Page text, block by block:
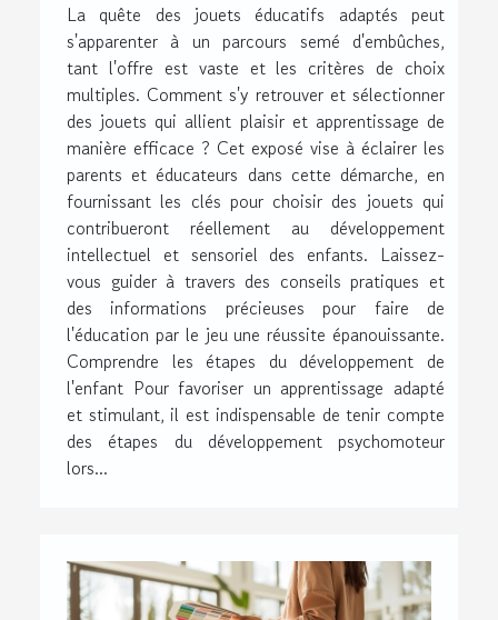
La quête des jouets éducatifs adaptés peut
s'apparenter à un parcours semé d'embûches,
tant l'offre est vaste et les critères de choix
multiples. Comment s'y retrouver et sélectionner
des jouets qui allient plaisir et apprentissage de
manière efficace ? Cet exposé vise à éclairer les
parents et éducateurs dans cette démarche, en
fournissant les clés pour choisir des jouets qui
contribueront réellement au développement
intellectuel et sensoriel des enfants. Laissez-
vous guider à travers des conseils pratiques et
des informations précieuses pour faire de
l'éducation par le jeu une réussite épanouissante.
Comprendre les étapes du développement de
l'enfant Pour favoriser un apprentissage adapté
et stimulant, il est indispensable de tenir compte
des étapes du développement psychomoteur
lors...